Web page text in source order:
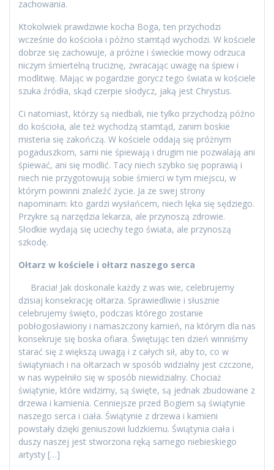
zachowania.
Ktokolwiek prawdziwie kocha Boga, ten przychodzi
wcześnie do kościoła i późno stamtąd wychodzi. W kościele
dobrze się zachowuje, a próżne i świeckie mowy odrzuca
niczym śmiertelną truciznę, zwracając uwagę na śpiew i
modlitwę. Mając w pogardzie gorycz tego świata w kościele
szuka źródła, skąd czerpie słodycz, jaką jest Chrystus.
Ci natomiast, którzy są niedbali, nie tylko przychodzą późno
do kościoła, ale też wychodzą stamtąd, zanim boskie
misteria się zakończą. W kościele oddają się próżnym
pogaduszkom, sami nie śpiewają i drugim nie pozwalają ani
śpiewać, ani się modlić. Tacy niech szybko się poprawią i
niech nie przygotowują sobie śmierci w tym miejscu, w
którym powinni znaleźć życie. Ja ze swej strony
napominam: kto gardzi wysłańcem, niech lęka się sędziego.
Przykre są narzędzia lekarza, ale przynoszą zdrowie.
Słodkie wydają się uciechy tego świata, ale przynoszą
szkodę.
Ołtarz w kościele i ołtarz naszego serca
Bracia! Jak doskonale każdy z was wie, celebrujemy
dzisiaj konsekrację ołtarza. Sprawiedliwie i słusznie
celebrujemy święto, podczas którego zostanie
pobłogosławiony i namaszczony kamień, na którym dla nas
konsekruje się boska ofiara. Świętując ten dzień winniśmy
starać się z większą uwagą i z całych sił, aby to, co w
świątyniach i na ołtarzach w sposób widzialny jest czczone,
w nas wypełniło się w sposób niewidzialny. Chociaż
świątynie, które widzimy, są święte, są jednak zbudowane z
drzewa i kamienia. Cenniejsze przed Bogiem są świątynie
naszego serca i ciała. Świątynie z drzewa i kamieni
powstały dzięki geniuszowi ludzkiemu. Świątynia ciała i
duszy naszej jest stworzona ręką samego niebieskiego
artysty […]